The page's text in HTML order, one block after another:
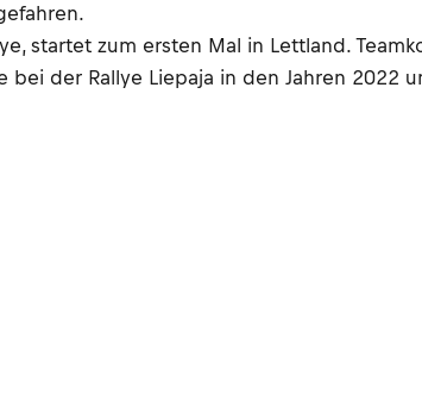
startet zum ersten Mal in Lettland.
der Rallye Liepaja in den Jahren 2022